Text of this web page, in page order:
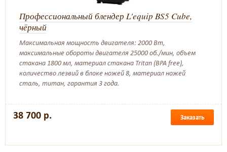
Профессиональный блендер L'equip BS5 Cube,
чёрный
Максимальная мощность двигателя: 2000 Вт,
максимальные обороты двигателя 25000 об./мин, объем
стакана 1800 мл, материал стакана Tritan (BPA free),
количество лезвий в блоке ножей 8, материал ножей
сталь, титан, гарантия 3 года.
38 700 р. Заказать